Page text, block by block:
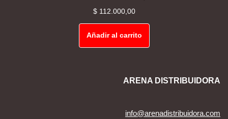
$112.000,00
Añadir al carrito
ARENA DISTRIBUIDORA
info@arenadistribuidora.com